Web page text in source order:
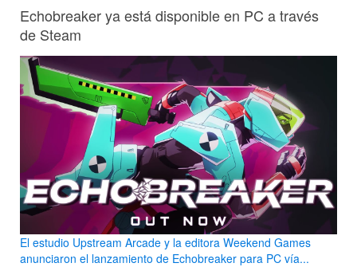
Echobreaker ya está disponible en PC a través
de Steam
El estudio Upstream Arcade y la editora Weekend Games
anunciaron el lanzamiento de Echobreaker para PC vía...